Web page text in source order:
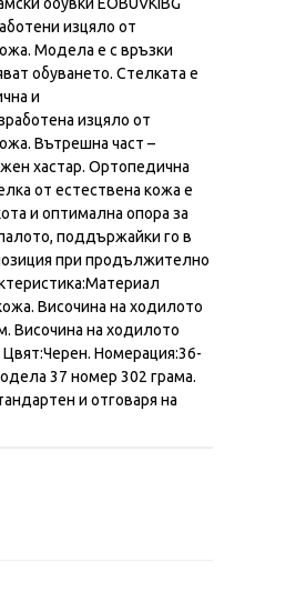
изцяло от
Модела е с връзки
обуването. Стелката е
и
изцяло от
Вътрешна част –
хастар. Ортопедична
от естествена кожа е
и оптимална опора за
поддържайки го в
при продължително
Височина на ходилото
Височина на ходилото
Цвят:Черен. Номерация:36-
37 номер 302 грама.
и отговаря на